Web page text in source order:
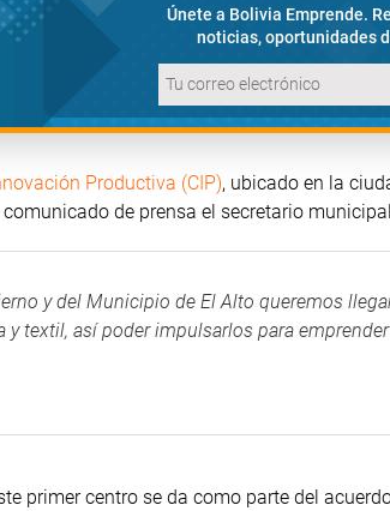
Únete a Bolivia Emprende.
noticias, oportunidades
Productiva (CIP), ubicado en la
de prensa el secretario
y del Municipio de El Alto queremos
y textil, así poder impulsarlos para
primer centro se da como parte del